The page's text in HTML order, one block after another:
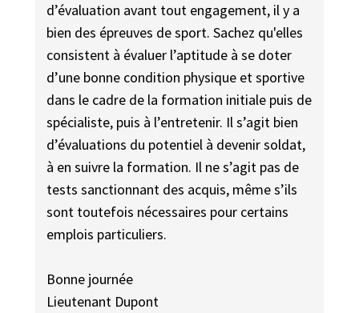
d’évaluation avant tout engagement, il y a
bien des épreuves de sport. Sachez qu'elles
consistent à évaluer l’aptitude à se doter
d’une bonne condition physique et sportive
dans le cadre de la formation initiale puis de
spécialiste, puis à l’entretenir. Il s’agit bien
d’évaluations du potentiel à devenir soldat,
à en suivre la formation. Il ne s’agit pas de
tests sanctionnant des acquis, même s’ils
sont toutefois nécessaires pour certains
emplois particuliers.
Bonne journée
Lieutenant Dupont